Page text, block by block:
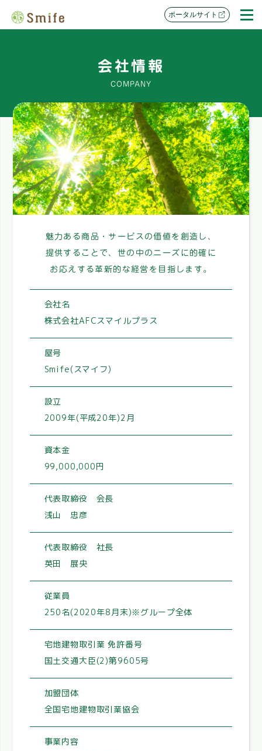
ポータルサイト
会社情報
COMPANY
魅力ある商品・サービスの価値を創造し、
提供することで、世の中のニーズに的確に
お応えする革新的な経営を目指します。
会社名
株式会社AFCスマイルプラス
屋号
Smife(スマイフ)
設立
2009年(平成20年)2月
資本金
99,000,000円
代表取締役 会長
浅山 忠彦
代表取締役 社長
英田 展央
従業員
250名(2020年8月末)※グループ全体
宅地建物取引業 免許番号
国土交通大臣(2)第9605号
加盟団体
全国宅地建物取引業協会
事業内容